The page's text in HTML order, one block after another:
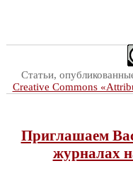
Статьи,
Creative Commons
Приглашаем
журналах